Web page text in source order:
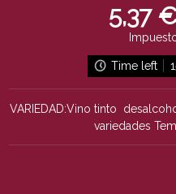
5,37
Time left
VARIEDAD:Vino tinto
variedades